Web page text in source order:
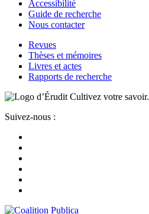
Accessibilité
Guide de recherche
Nous contacter
Revues
Thèses et mémoires
Livres et actes
Rapports de recherche
Cultivez votre savoir.
Suivez-nous :